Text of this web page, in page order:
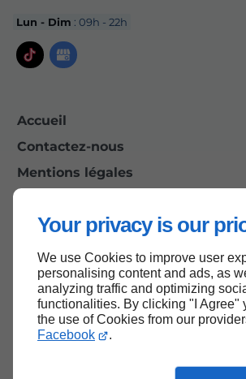
Your privacy is our
We use Cookies to improve user
personalising content and ads, as
analyzing traffic and optimizing
functionalities. By clicking "I Agree"
the use of Cookies from our
Facebook
.
Lun - Dim : 09h - 22h
Accueil
Contactez-nous
Mentions légales
Haut de page